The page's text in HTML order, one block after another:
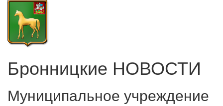
Бронницкие НОВОСТИ
Муниципальное учреждение